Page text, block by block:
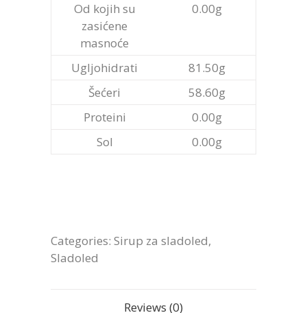
Od kojih su
zasićene
masnoće
0.00g
Ugljohidrati
81.50g
Šećeri
58.60g
Proteini
0.00g
Sol
0.00g
Categories: Sirup za sladoled,
Sladoled
Reviews (0)